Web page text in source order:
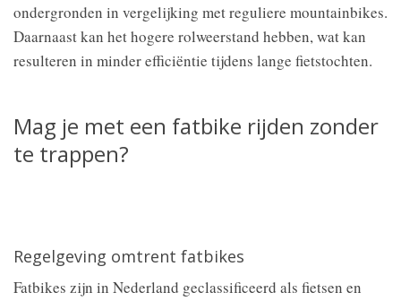
ondergronden in vergelijking met reguliere mountainbikes.
Daarnaast kan het hogere rolweerstand hebben, wat kan
resulteren in minder efficiëntie tijdens lange fietstochten.
Mag je met een fatbike rijden zonder
te trappen?
Regelgeving omtrent fatbikes
Fatbikes zijn in Nederland geclassificeerd als fietsen en